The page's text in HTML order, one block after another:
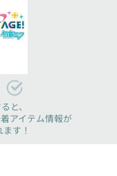
と、
アイテム情報が
す！